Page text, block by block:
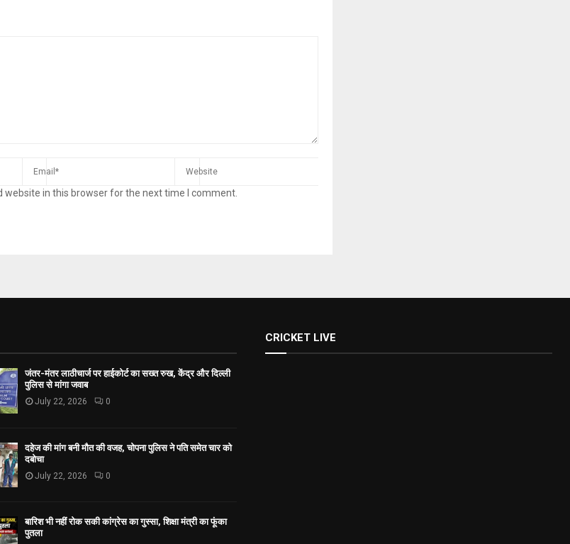
website in this browser for the next time I comment.
जंतर-मंतर लाठीचार्ज पर हाईकोर्ट का सख्त रुख, केंद्र और दिल्ली
पुलिस से मांगा जवाब
July 22, 2026 0
दहेज की मांग बनी मौत की वजह, चोपना पुलिस ने पति समेत चार को
दबोचा
July 22, 2026 0
बारिश भी नहीं रोक सकी कांग्रेस का गुस्सा, शिक्षा मंत्री का फूंका
पुतला
CRICKET LIVE